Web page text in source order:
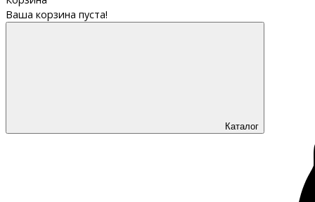
Ваша корзина пуста!
Каталог